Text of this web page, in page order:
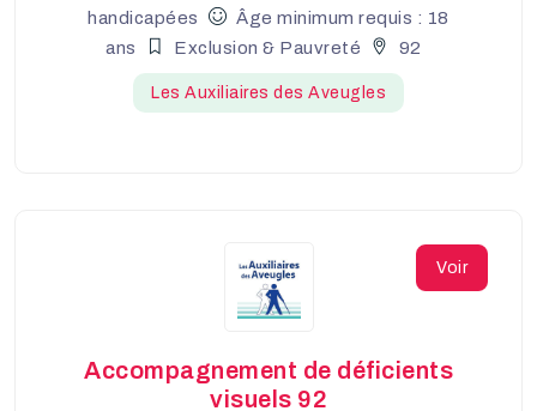
handicapées
Âge minimum requis : 18
ans
Exclusion & Pauvreté 92
Les Auxiliaires des Aveugles
Voir
Accompagnement de déficients
visuels 92